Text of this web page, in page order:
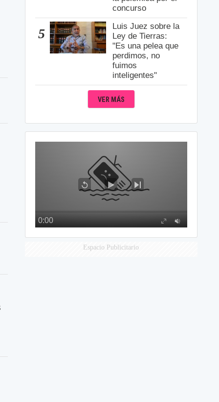
concurso
5
Luis Juez sobre la
Ley de Tierras:
"Es una pelea que
perdimos, no
fuimos
inteligentes"
VER MÁS
Espacio Publicitario